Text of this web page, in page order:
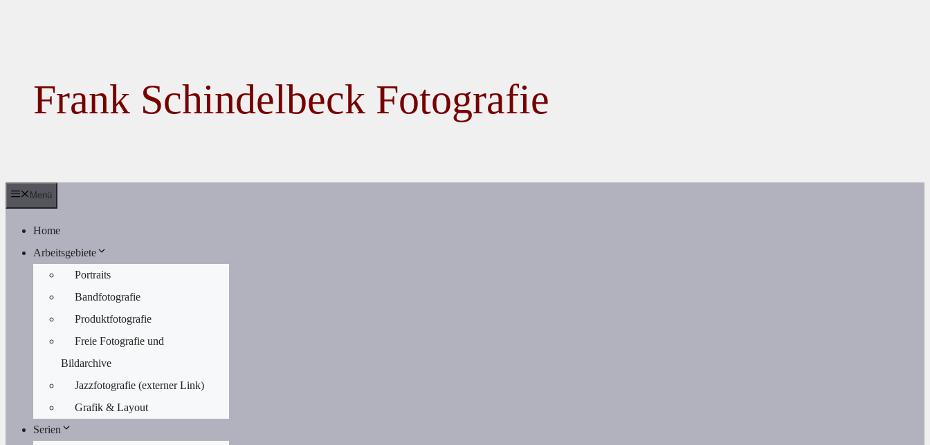
Frank Schindelbeck Fotografie
Menü
Home
Arbeitsgebiete
Portraits
Bandfotografie
Produktfotografie
Freie Fotografie und
Bildarchive
Jazzfotografie (externer Link)
Grafik & Layout
Serien